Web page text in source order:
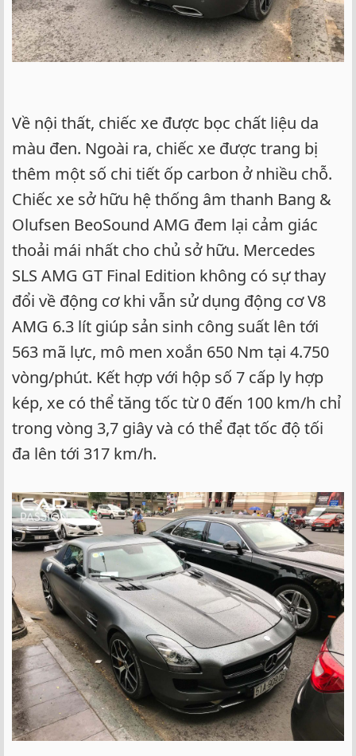
Về nội thất, chiếc xe được bọc chất liệu da
màu đen. Ngoài ra, chiếc xe được trang bị
thêm một số chi tiết ốp carbon ở nhiều chỗ.
Chiếc xe sở hữu hệ thống âm thanh Bang &
Olufsen BeoSound AMG đem lại cảm giác
thoải mái nhất cho chủ sở hữu. Mercedes
SLS AMG GT Final Edition không có sự thay
đổi về động cơ khi vẫn sử dụng động cơ V8
AMG 6.3 lít giúp sản sinh công suất lên tới
563 mã lực, mô men xoắn 650 Nm tại 4.750
vòng/phút. Kết hợp với hộp số 7 cấp ly hợp
kép, xe có thể tăng tốc từ 0 đến 100 km/h chỉ
trong vòng 3,7 giây và có thể đạt tốc độ tối
đa lên tới 317 km/h.